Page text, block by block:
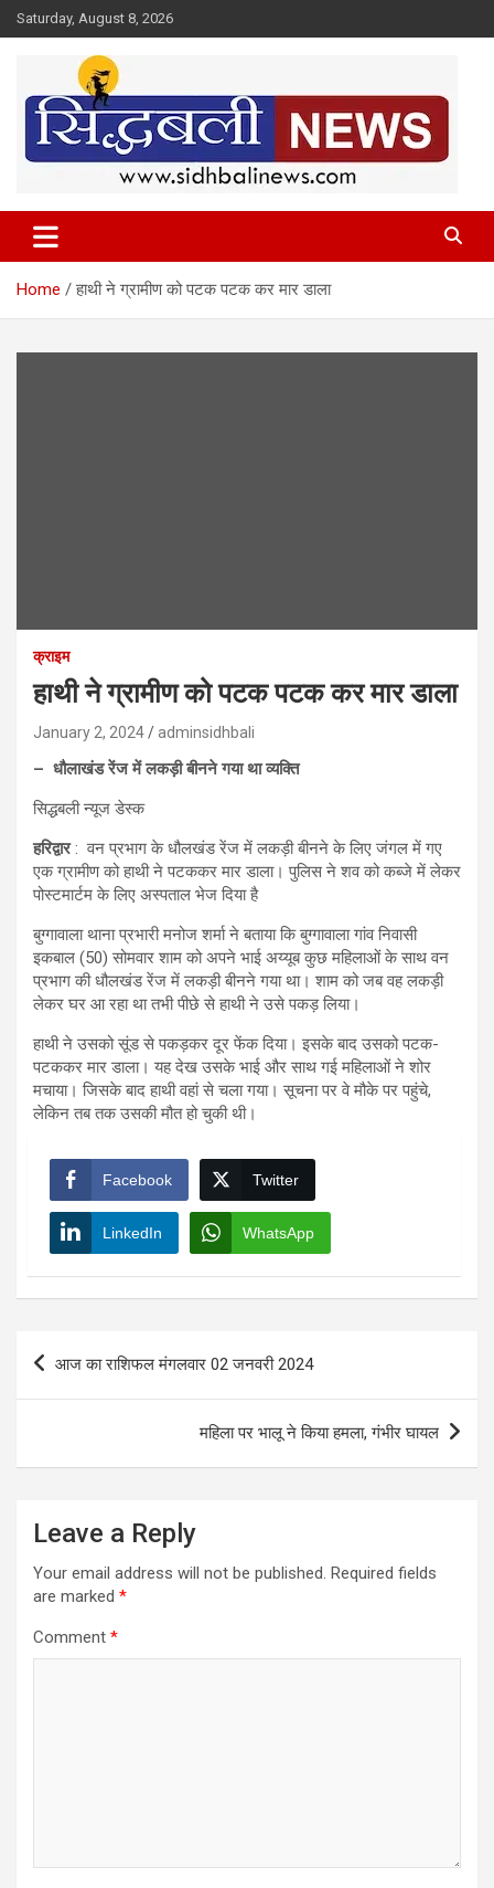
Skip
to
Saturday, August 8, 2026
Sidhbali News
Home हाथी ने ग्रामीण को पटक पटक कर मार डाला
क्राइम
हाथी ने ग्रामीण को पटक पटक कर मार डाला
January 2, 2024 adminsidhbali
– धौलाखंड रेंज में लकड़ी बीनने गया था व्यक्ति
सिद्धबली न्यूज डेस्क
हरिद्वार: वन प्रभाग के धौलखंड रेंज में लकड़ी बीनने के लिए जंगल में गए
एक ग्रामीण को हाथी ने पटककर मार डाला। पुलिस ने शव को कब्जे में लेकर
पोस्टमार्टम के लिए अस्पताल भेज दिया है
बुग्गावाला थाना प्रभारी मनोज शर्मा ने बताया कि बुग्गावाला गांव निवासी
इकबाल (50) सोमवार शाम को अपने भाई अय्यूब कुछ महिलाओं के साथ वन
प्रभाग की धौलखंड रेंज में लकड़ी बीनने गया था। शाम को जब वह लकड़ी
लेकर घर आ रहा था तभी पीछे से हाथी ने उसे पकड़ लिया।
हाथी ने उसको सूंड से पकड़कर दूर फेंक दिया। इसके बाद उसको पटक-
पटककर मार डाला। यह देख उसके भाई और साथ गई महिलाओं ने शोर
मचाया। जिसके बाद हाथी वहां से चला गया। सूचना पर वे मौके पर पहुंचे,
लेकिन तब तक उसकी मौत हो चुकी थी।
Facebook Twitter
LinkedIn WhatsApp
Post
आज का राशिफल मंगलवार 02 जनवरी 2024
महिला पर भालू ने किया हमला, गंभीर घायल
Leave a Reply
Your email address will not be published. Required fields
are marked *
Comment *